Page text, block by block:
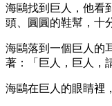
海鷗找到巨人，他看
頭、圓圓的鞋幫，十
海鷗落到一個巨人的
著：「巨人，巨人，
海鷗在巨人的眼睛裡